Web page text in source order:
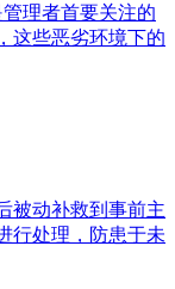
理者首要关注的
这些恶劣环境下的
被动补救到事前主
行处理，防患于未